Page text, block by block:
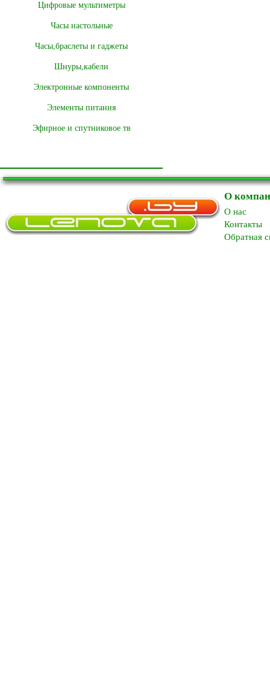
Цифровые мультиметры
Часы настольные
Часы,браслеты и гаджеты
Шнуры,кабели
Электронные компоненты
Элементы питания
Эфирное и спутниковое тв
О
O нас
Контакты
Обратная